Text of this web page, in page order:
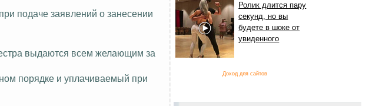
Ролик длится пару
секунд, но вы
будете в шоке от
увиденного
Доход для сайтов
подаче заявлений о занесении
выдаются всем желающим за
порядке и уплачиваемый при